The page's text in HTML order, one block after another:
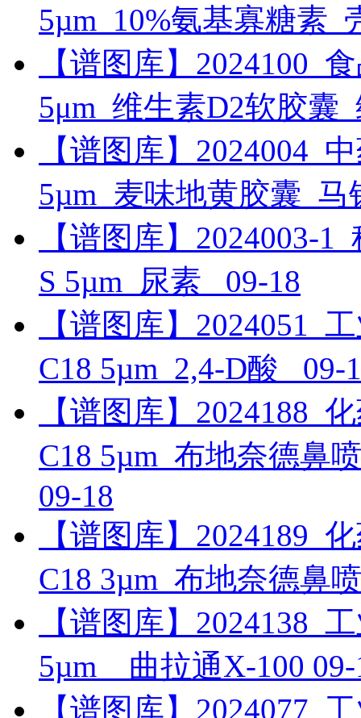
5µm_10%氨基寡糖素
【谱图库】2024100_
5μm_维生素D2软胶囊
【谱图库】2024004_
5µm_麦味地黄胶囊_
【谱图库】2024003-
S 5µm_尿素_ 09-18
【谱图库】2024051_
C18 5µm_2,4-D酸_ 09-
【谱图库】2024188_
C18 5µm_布地奈德鼻
09-18
【谱图库】2024189_
C18 3µm_布地奈德鼻
【谱图库】2024138_
5µm__曲拉通X-100
【谱图库】2024077_